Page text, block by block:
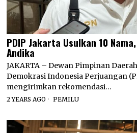
PDIP Jakarta Usulkan 10
Andika
JAKARTA – Dewan Pimpinan
Demokrasi Indonesia Perjuangan
mengirimkan rekomendasi…
2 YEARS AGO PEMILU